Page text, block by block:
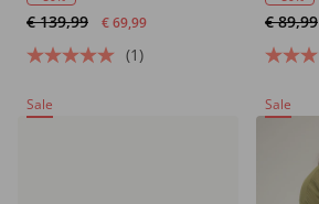
€ 139,99 € 69,99
(1)
€ 89,99
Sale Sale